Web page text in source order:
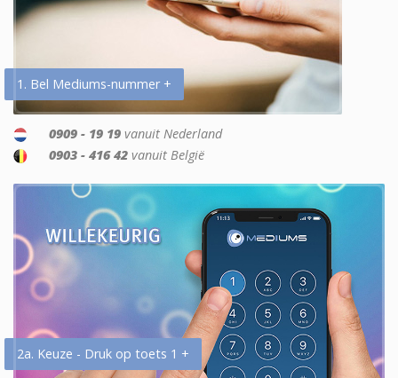
1. Bel Mediums-nummer +
0909 - 19 19 vanuit Nederland
0903 - 416 42 vanuit België
2a. Keuze - Druk op toets 1 +